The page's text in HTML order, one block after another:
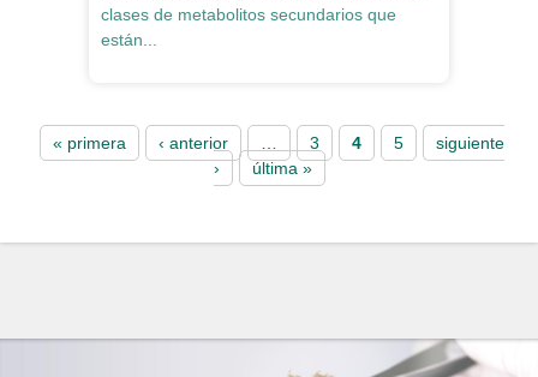
clases de metabolitos secundarios que
están...
Pages
« primera ‹ anterior 3 4 5
siguiente
›
última »